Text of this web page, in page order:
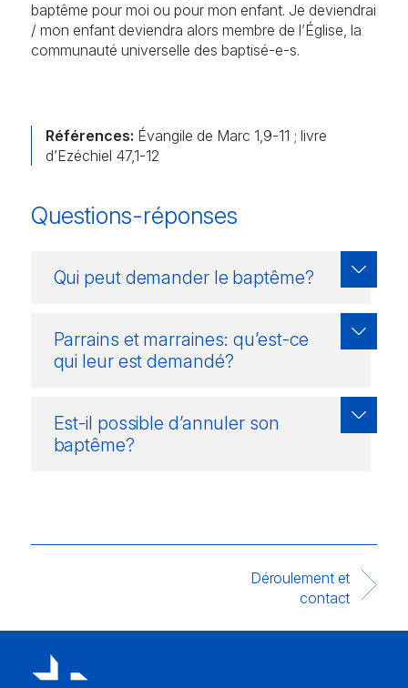
baptême pour moi ou pour mon enfant. Je deviendrai
/ mon enfant deviendra alors membre de l’Église, la
communauté universelle des baptisé-e-s.
Références: Évangile de Marc 1,9-11 ; livre
d’Ezéchiel 47,1-12
Questions-réponses
Qui peut demander le baptême?
Parrains et marraines: qu’est-ce
qui leur est demandé?
Est-il possible d’annuler son
baptême?
Déroulement et
contact